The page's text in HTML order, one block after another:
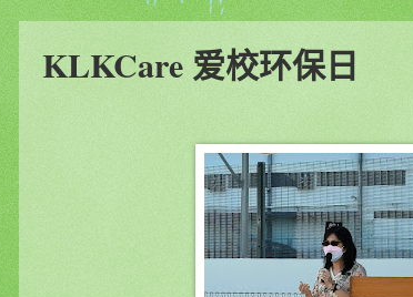
KLKCare 爱校环保日